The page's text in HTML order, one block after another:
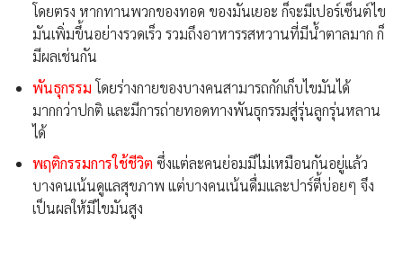
โดยตรง หากทานพวกของทอด ของมันเยอะ ก็จะมีเปอร์เซ็นต์ไข
มันเพิ่มขึ้นอย่างรวดเร็ว รวมถึงอาหารรสหวานที่มีน้ำตาลมาก ก็
มีผลเช่นกัน
พันธุกรรม โดยร่างกายของบางคนสามารถกักเก็บไขมันได้
มากกว่าปกติ และมีการถ่ายทอดทางพันธุกรรมสู่รุ่นลูกรุ่นหลาน
ได้
พฤติกรรมการใช้ชีวิต ซึ่งแต่ละคนย่อมมีไม่เหมือนกันอยู่แล้ว
บางคนเน้นดูแลสุขภาพ แต่บางคนเน้นดื่มและปาร์ตี้บ่อยๆ จึง
เป็นผลให้มีไขมันสูง